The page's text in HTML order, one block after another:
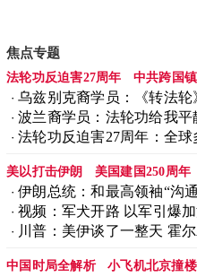
焦点专题
法轮功反迫害27周年 中共跨国
乌兹别克裔学员：《转法
波兰裔学员：法轮功给我平
法轮功反迫害27周年：全
美以打击伊朗 美国建国250周年
伊朗总统：和最高领袖“沟
视频：军犬开路 以军引爆
川普：美伊谈了一整天 霍
中国时局全解析 小飞机北京撞楼